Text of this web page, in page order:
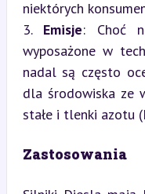
niektórych
3. Emisje: Choć
wyposażone w
nadal są często
dla środowiska ze
stałe i tlenki azotu
Zastosowania